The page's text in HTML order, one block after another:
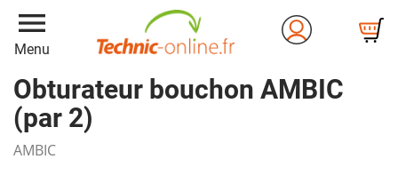
menu
Menu
Obturateur bouchon AMBIC
(par 2)
AMBIC